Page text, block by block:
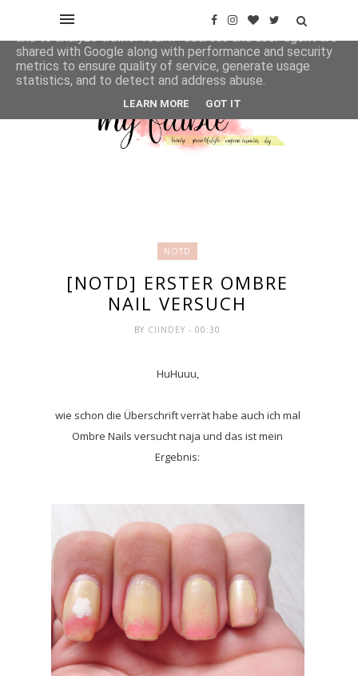
NOTD
[NOTD] ERSTER OMBRE
NAIL VERSUCH
BY CIINDEY- 00:30
HuHuuu,
wie schon die Überschrift verrät habe auch ich mal
Ombre Nails versucht naja und das ist mein
Ergebnis:
This site uses cookies from Google to deliver its services
and to analyze traffic. Your IP address and user-agent are
shared with Google along with performance and security
metrics to ensure quality of service, generate usage
statistics, and to detect and address abuse.
LEARN MORE GOT IT